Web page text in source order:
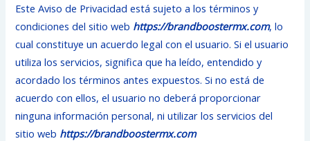
Este Aviso de Privacidad está sujeto a los términos y
condiciones del sitio web https://brandboostermx.com, lo
cual constituye un acuerdo legal con el usuario. Si el usuario
utiliza los servicios, significa que ha leído, entendido y
acordado los términos antes expuestos. Si no está de
acuerdo con ellos, el usuario no deberá proporcionar
ninguna información personal, ni utilizar los servicios del
sitio web https://brandboostermx.com